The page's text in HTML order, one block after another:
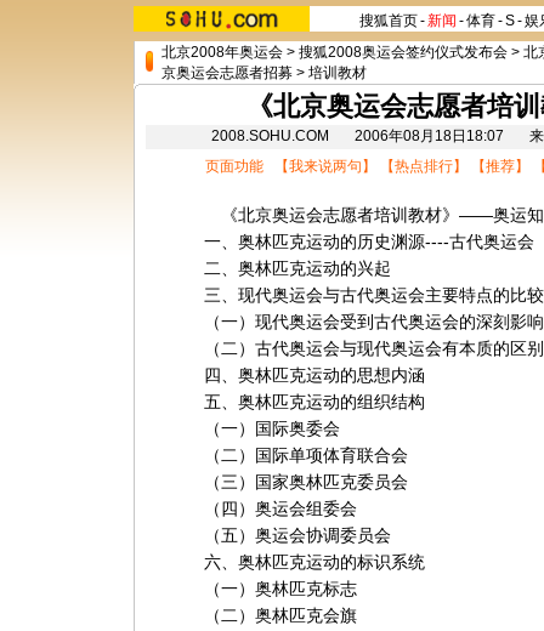
搜狐首页-新闻 -体育-S-娱
北京2008年奥运会 > 搜狐2008奥运会签约仪式发布会 > 北
京奥运会志愿者招募 > 培训教材
《北京奥运会志愿者培
2008.SOHU.COM 2006年08月18日18:07 来
页面功能 【我来说两句 】 【热点排行】 【推荐】
《北京奥运会志愿者培训教材》——奥运
一、奥林匹克运动的历史渊源----古代奥运会
二、奥林匹克运动的兴起
三、现代奥运会与古代奥运会主要特点的比较
（一）现代奥运会受到古代奥运会的深刻影响
（二）古代奥运会与现代奥运会有本质的区别
四、奥林匹克运动的思想内涵
五、奥林匹克运动的组织结构
（一）国际奥委会
（二）国际单项体育联合会
（三）国家奥林匹克委员会
（四）奥运会组委会
（五）奥运会协调委员会
六、奥林匹克运动的标识系统
（一）奥林匹克标志
（二）奥林匹克会旗